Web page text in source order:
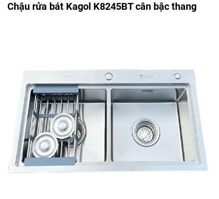
Chậu rửa bát Kagol K8245BT cân bậc thang